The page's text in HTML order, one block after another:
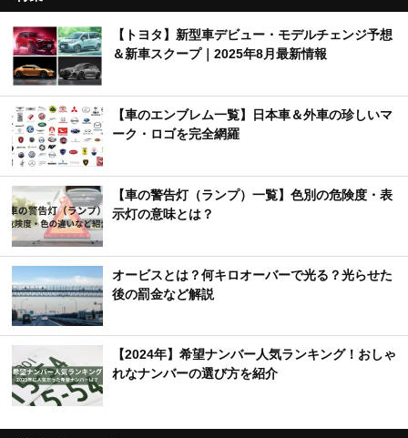
【トヨタ】新型車デビュー・モデルチェンジ予想
＆新車スクープ｜2025年8月最新情報
【車のエンブレム一覧】日本車＆外車の珍しいマ
ーク・ロゴを完全網羅
【車の警告灯（ランプ）一覧】色別の危険度・表
示灯の意味とは？
オービスとは？何キロオーバーで光る？光らせた
後の罰金など解説
【2024年】希望ナンバー人気ランキング！おしゃ
れなナンバーの選び方を紹介